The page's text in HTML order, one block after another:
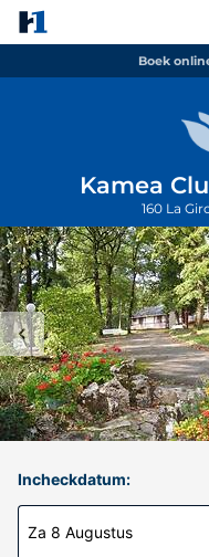
Boek
Kamea
160 La
Incheckdatum:
Za 8 Augustus